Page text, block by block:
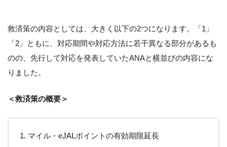
救済策の内容としては、大きく以下の2つになります。「1」
「2」ともに、対応期間や対応方法に若干異なる部分があるも
のの、先行して対応を発表していたANAと横並びの内容にな
りました。
＜救済策の概要＞
マイル・eJALポイントの有効期限延長